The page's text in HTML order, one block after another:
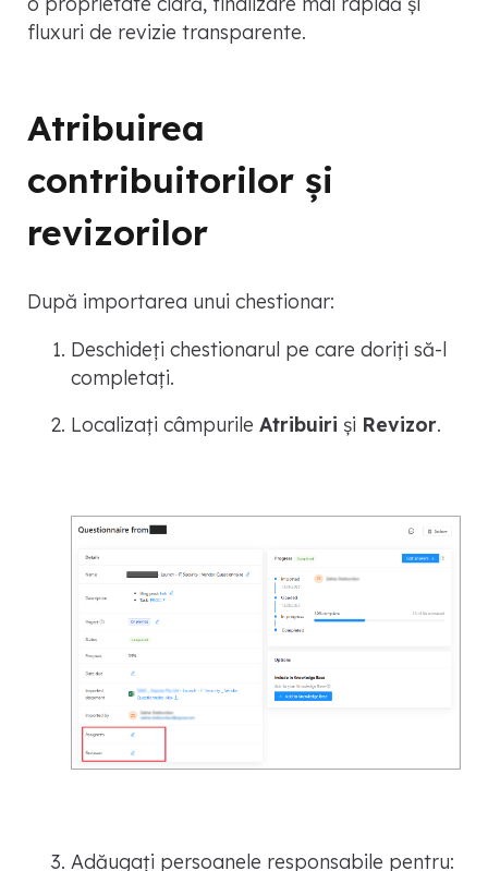
fluxuri de revizie transparente.
Atribuirea
contribuitorilor și
revizorilor
După importarea unui chestionar:
Deschideți chestionarul pe care doriți să-l
completați.
Localizați câmpurile Atribuiri și Revizor.
Adăugați persoanele responsabile pentru: